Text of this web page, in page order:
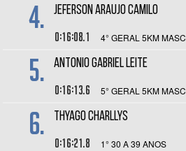
4. JEFERSON ARAUJO CAMILO
0:16:08.1 4° GERAL 5KM MASC
5. ANTONIO GABRIEL LEITE
0:16:13.6 5° GERAL 5KM MASC
6. THYAGO CHARLLYS
0:16:21.8 1° 30 A 39 ANOS